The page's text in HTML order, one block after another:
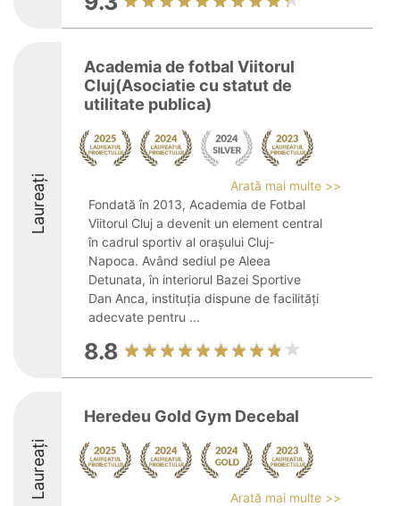
Laureați
Academia de fotbal Viitorul
Cluj(Asociatie cu statut de
utilitate publica)
Arată mai multe >>
Fondată în 2013, Academia de Fotbal
Viitorul Cluj a devenit un element central
în cadrul sportiv al orașului Cluj-
Napoca. Având sediul pe Aleea
Detunata, în interiorul Bazei Sportive
Dan Anca, instituția dispune de facilități
adecvate pentru ...
8.8
Laureați
Heredeu Gold Gym Decebal
Arată mai multe >>